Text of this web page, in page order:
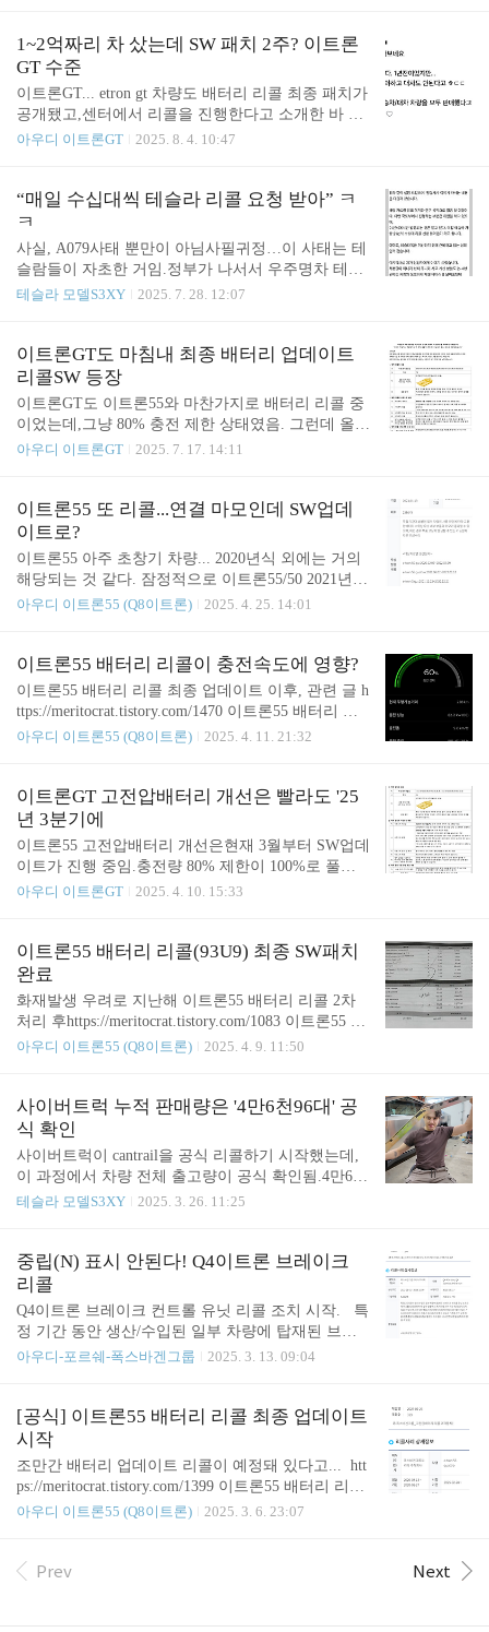
적임.배터리 콘트롤을 못할 수 있다는 거잖아.배터리
셀 불량을 BMS가 간과하면 화재로 이어질 수도 있는
거임. 사지 말라고 해도 어차피 살거...잖... 제조사의
반성도 없고, 구매자들도 무지성으로 사고...아무리
지적질 해도 벤츠 할인이라면 침 질질 흘리며... 결국
... 이게 뭔 의미가 있는 포스팅일까. ㄷㄷ Meritocrat
1~2억짜리 차 샀는데 SW 패치 2주? 이트론
GT 수준
이트론GT... etron gt 차량도 배터리 리콜 최종 패치가
공개됐고,센터에서 리콜을 진행한다고 소개한 바 있
음. 참고 https://meritocrat.tistory.com/1659 이트론GT
는데,그냥 80% 충전 제한 상태였음. 그런데 올해 초
리콜하겠다고 해 놓고일단 최종 SW업데이트는 중단
된 상태였음. 참고 https://meritocrat.tistormeritocrat.tist
ory.com 그런데 웃긴 건 센터의 실질 대응임.SW 패치
해 주는데 2주가 걸린다고 ㄷㄷ1박2일이면 솔직히
이해는 가지만, 2주는 좀 너무한 거 아니냐고.당연 대
건으로..
아우디 이트론GT 2025. 8. 4. 10:47
“매일 수십대씩 테슬라 리콜 요청 받아” ㅋ
ㅋ
사실, A079사태 뿐만이 아님사필귀정…이 사태는 테
슬람들이 자초한 거임.정부가 나서서 우주명차 테슬
라 탄압할지지켜봐야지 ㅋㅋMeritocrat @ it’s electric
테슬라 모델S3XY 2025. 7. 28. 12:07
이트론GT도 마침내 최종 배터리 업데이트
리콜SW 등장
이트론GT도 이트론55와 마찬가지로 배터리 리콜 중
이었는데,그냥 80% 충전 제한 상태였음. 그런데 올해
초 리콜하겠다고 해 놓고일단 최종 SW업데이트는
기에이트론55 고전압배터리 개선은현재 3월부터 SW
업데이트가 진행 중임.충전량 80% 제한이 100%로
풀림. 참고 글 https://meritocrat.tistory.com/1470 이트
론55 배터리 리콜(93U9) 최종 SW패치 완료화재발생
우려meritocrat.tistory.com 그런데 7월 14일에 리콜이
발표됨.최종SW 업데이트를 해 준다고.아마도 이트
최..
아우디 이트론GT 2025. 7. 17. 14:11
이트론55 또 리콜...연결 마모인데 SW업데
이트로?
이트론55 아주 초창기 차량... 2020년식 외에는 거의
해당되는 것 같다. 잠정적으로 이트론55/50 2021년식
부터인 듯.(내 차는 해당 안됨 ㄷㄷ, 다행인건가?) 내
되는 건이다. 리콜 켐페인 번호가 93PG인것 같은데,
해외 사례도 아직 올라온 게 없는 듯 하다.지켜봐야
할 듯. Meritocrat @ it's electric
아우디 이트론55 (Q8이트론) 2025. 4. 25. 14:01
이트론55 배터리 리콜이 충전속도에 영향?
이트론55 배터리 리콜 최종 업데이트 이후, 관련 글 h
ttps://meritocrat.tistory.com/1470 이트론55 배터리 리
콜(93U9) 최종 SW패치 완료화재발생 우려로 지난해
처리했습니다1차에서 고전압배터리 문제점을 체크
하기 위해 약 4개meritocrat.tistory.com 일부 이용자가
충전속도가 정상이 아니라는 의견이 나왔다. 과연 충
전커브를 강제 조정해서 최종 리콜 조치를 했을
지... 100kw 급속 충전기에서 59%부터 100%까지 시
도해충전 속도를 직접 체크해 봤다. 이트론55는 100k
아우디 이트론55 (Q8이트론) 2025. 4. 11. 21:32
이트론GT 고전압배터리 개선은 빨라도 '25
년 3분기에
이트론55 고전압배터리 개선은현재 3월부터 SW업데
이트가 진행 중임.충전량 80% 제한이 100%로 풀
림. 참고 글 https://meritocrat.tistory.com/1470 이트론5
s://meritocrat.tistory.com/1083 이트론55 배터리 리콜,
4개월만에 '2차' 처리했습니다1차에서 고전압배터리
문제점을 체크하기 위해 약 4개meritocrat.tistory.co
m 그런데 이트론GT의 경우에는 동일한 고전압 배터
리 리콜이 진행 중인데,오는 2025년 3분기가 되야 최
종 패치가 가능해 질 예정이라고.때문에 80% 충전제
아우디 이트론GT 2025. 4. 10. 15:33
이트론55 배터리 리콜(93U9) 최종 SW패치
완료
화재발생 우려로 지난해 이트론55 배터리 리콜 2차
처리 후https://meritocrat.tistory.com/1083 이트론55 배
터리 리콜, 4개월만에 '2차' 처리했습니다1차에서 고
태를 점검하고 본사로 정보 전송... 그리고 수정된 S
W업데이트...(이 과정에서 배meritocrat.tistory.com 20
24년을 넘어 2025년 3월부터 드디어 최종 SW 패치
진행.리콜 번호는 93U9 임. 이로서 이트론55는 100%
충전이 공식적으로 가능해짐.아래는 정기점검 작업
도 함께 진행된 결과이고... 뭐 크게 달라진 건 없어
터리에도 문제 없..
아우디 이트론55 (Q8이트론) 2025. 4. 9. 11:50
사이버트럭 누적 판매량은 '4만6천96대' 공
식 확인
사이버트럭이 cantrail을 공식 리콜하기 시작했는데,
이 과정에서 차량 전체 출고량이 공식 확인됨.4만6천
96대... (이 비싼 차를 북미에서만 꽤 많이 팔았네?
는 '구조접착제' 하자라고 함.주행 중에 뜯겨 나가 버
린다고 ㄷㄷ 제기된 하자 이슈 https://youtu.be/3WldS
l3HGr8?si=C8QkOgfnuDHCdRoe https://www.caranddr
iver.com/news/a64245325/tesla-cybertruck-loose-steel-bo
dy-part-recall/https://www.carscoops.com/2025/03/tesla-r
ecalls-every-singl..
테슬라 모델S3XY 2025. 3. 26. 11:25
중립(N) 표시 안된다! Q4이트론 브레이크
리콜
Q4이트론 브레이크 컨트롤 유닛 리콜 조치 시작. 특
정 기간 동안 생산/수입된 일부 차량에 탑재된 브레
이크 컨트롤 유닛 소프트웨어 조합 오류로 인하여,
험이 증가할 수 있는 가능성에 따른 리콜 (이는 자동
차 및 자동차부품의 성능과 기준에 관한 규칙 제13조
(조종장치) 별표2의 일부를 준수하지 않아 국내 안전
기준을 충족하지 않을 수 있음) 참고 https://n.news.na
ver.com/mnews/article/001/0015262200?sid=101 벤츠·
아우디·도요타 등 수입차 11개 차종 1만5천671대 리
그룹코리아, 한국토요타자동차, 스텔란..
아우디-포르쉐-폭스바겐그룹 2025. 3. 13. 09:04
[공식] 이트론55 배터리 리콜 최종 업데이트
시작
조만간 배터리 업데이트 리콜이 예정돼 있다고... htt
ps://meritocrat.tistory.com/1399 이트론55 배터리 리콜,
최종 SW 업데이트 임박이트론55의 배터리 리콜에
월만에 '2차' 처리했습니다1차에서 고전압배터리 문
아우디 이트론55 (Q8이트론) 2025. 3. 6. 23:07
Prev Next